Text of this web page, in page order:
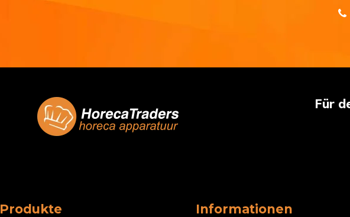
Für
Produkte Informationen